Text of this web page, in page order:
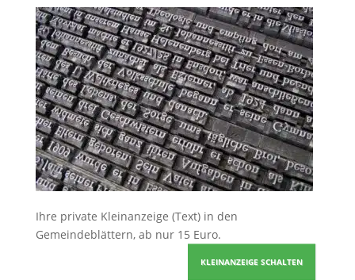
Ihre private Kleinanzeige (Text) in den
Gemeindeblättern, ab nur 15 Euro.
KLEINANZEIGE SCHALTEN